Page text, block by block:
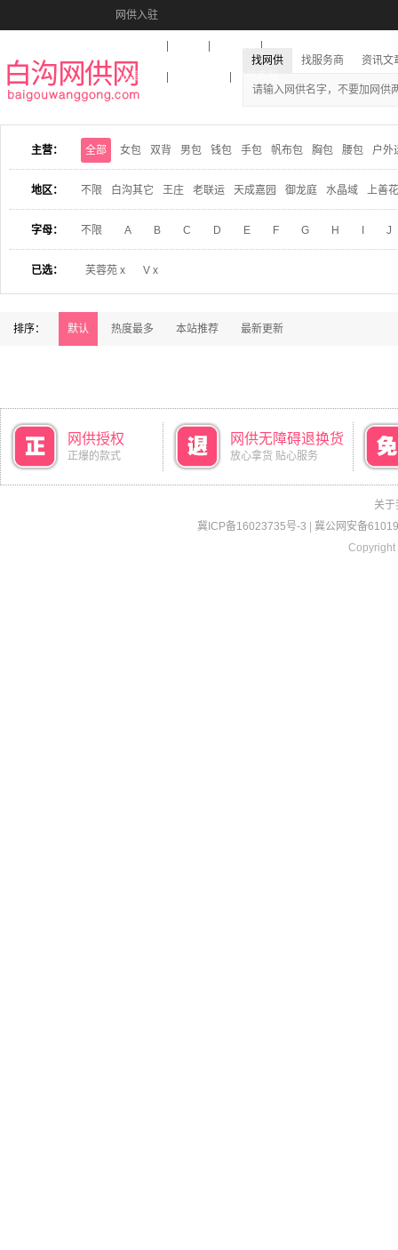
网供入驻
收藏本站
找网供 找服务商 资讯文
主营： 全部 女包 双背 男包 钱包 手包 帆布包 胸包 腰包 户外
地区： 不限 白沟其它 王庄 老联运 天成嘉园 御龙庭 水晶域 上善
字母： 不限 A B C D E F G H J
已选： 芙蓉苑 x V x
排序： 默认 热度最多 本站推荐 最新更新
网供授权
正爆的款式
网供无障碍退换货
放心拿货 贴心服务
关于
冀ICP备16023735号-3
冀公网安备